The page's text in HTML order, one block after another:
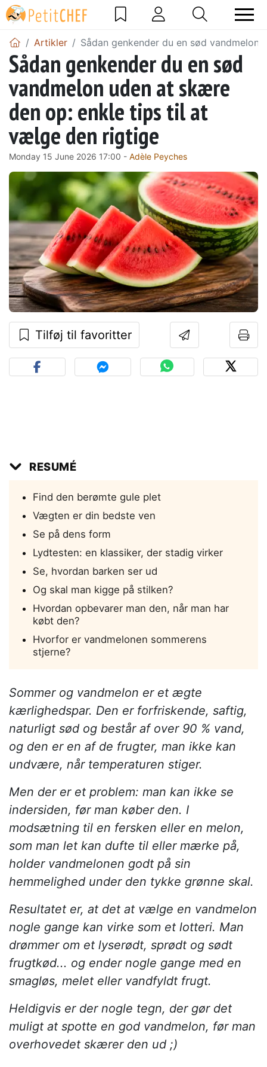
Artikler Sådan genkender du en sød
Sådan genkender du en sød
vandmelon uden at skære
den op: enkle tips til at
vælge den rigtige
Monday 15 June 2026 17:00 - Adèle Peyches
Tilføj til favoritter
RESUMÉ
Find den berømte gule plet
Vægten er din bedste ven
Se på dens form
Lydtesten: en klassiker, der stadig virker
Se, hvordan barken ser ud
Og skal man kigge på stilken?
Hvordan opbevarer man den, når man har
købt den?
Hvorfor er vandmelonen sommerens
stjerne?
Sommer og vandmelon er et ægte
kærlighedspar. Den er forfriskende, saftig,
naturligt sød og består af over 90 % vand,
og den er en af de frugter, man ikke kan
undvære, når temperaturen stiger.
Men der er et problem: man kan ikke se
indersiden, før man køber den. I
modsætning til en fersken eller en melon,
som man let kan dufte til eller mærke på,
holder vandmelonen godt på sin
hemmelighed under den tykke grønne skal.
Resultatet er, at det at vælge en vandmelon
nogle gange kan virke som et lotteri. Man
drømmer om et lyserødt, sprødt og sødt
frugtkød... og ender nogle gange med en
smagløs, melet eller vandfyldt frugt.
Heldigvis er der nogle tegn, der gør det
muligt at spotte en god vandmelon, før man
overhovedet skærer den ud ;)